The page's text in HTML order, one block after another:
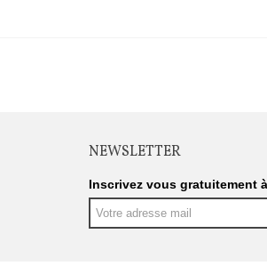
NEWSLETTER
Inscrivez vous gratuitement